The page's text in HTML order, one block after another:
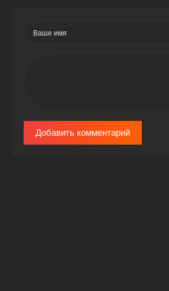
Добавить комментарий